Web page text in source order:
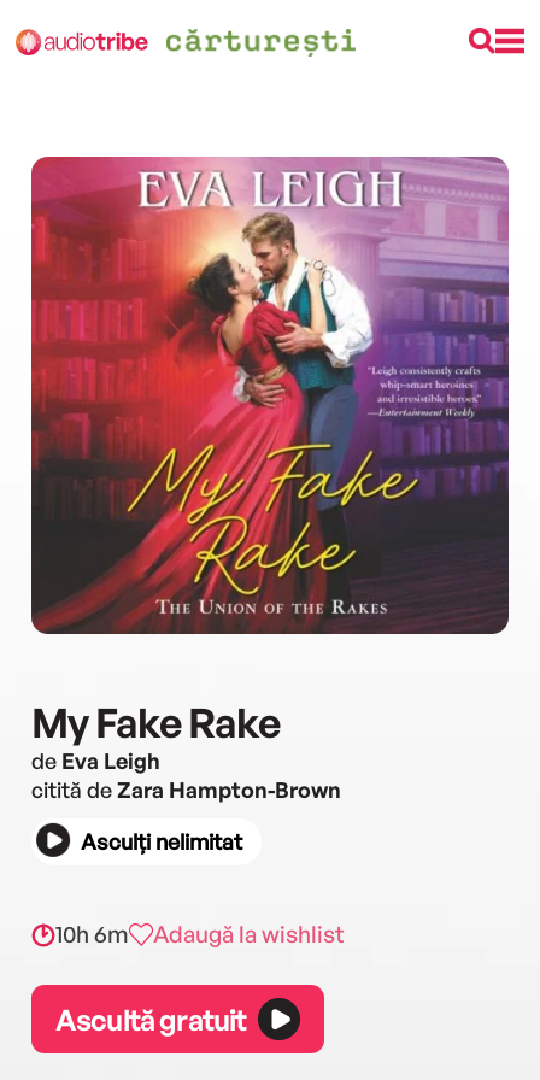
My Fake Rake
de Eva Leigh
citită deZara Hampton-Brown
Asculți nelimitat
10h 6m Adaugă la wishlist
Ascultă gratuit